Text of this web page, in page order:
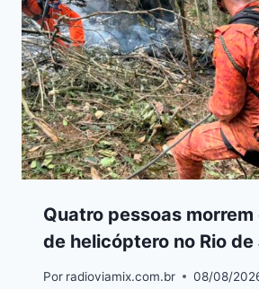
Quatro pessoas morrem
de helicóptero no Rio de
Por radioviamix.com.br 08/08/